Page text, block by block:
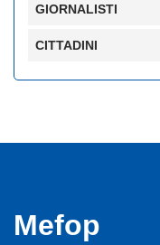
GIORNALISTI
CITTADINI
Mefop